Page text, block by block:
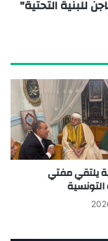
للبنية التحتية"
يلتقي مفتي